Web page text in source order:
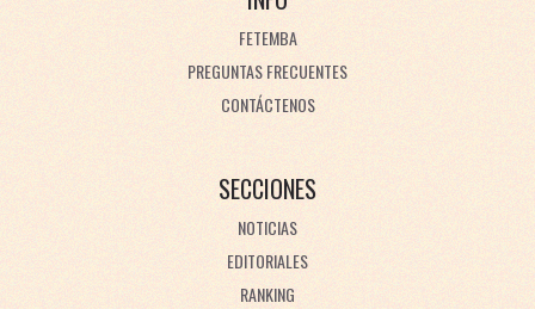
FETEMBA
PREGUNTAS FRECUENTES
CONTÁCTENOS
SECCIONES
NOTICIAS
EDITORIALES
RANKING